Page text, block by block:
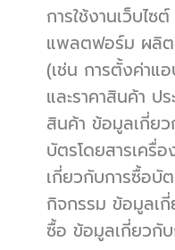
การใช้งานเว็บไ
แพลตฟอร์ม ผลิต
(เช่น การตั้งค่าแ
และราคาสินค้า ป
สินค้า ข้อมูลเกี่ย
บัตรโดยสารเครื่
เกี่ยวกับการซื้อบั
กิจกรรม ข้อมูลเ
ซื้อ ข้อมูลเกี่ยวกั